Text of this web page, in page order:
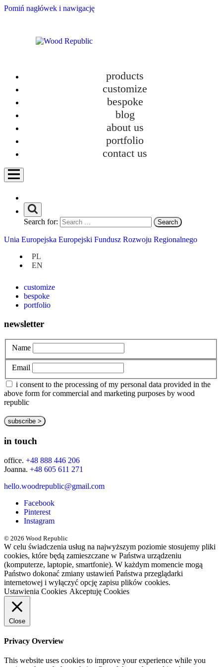
Pomiń nagłówek i nawigację
products
customize
bespoke
blog
about us
portfolio
contact us
Search for:
Unia Europejska Europejski Fundusz Rozwoju Regionalnego
PL
EN
New TOKI Collection – Design and Ecology
How we work?
Personalization
Uncategorized
privacy policy
customize
bespoke
portfolio
newsletter
Name
Email
i consent to the processing of my personal data provided in the
above form for commercial and marketing purposes by wood
republic
in touch
office. +48 888 446 206
Joanna. +48 605 611 271
hello.woodrepublic@gmail.com
Facebook
Pinterest
Instagram
© 2026 Wood Republic
W celu świadczenia usług na najwyższym poziomie stosujemy pliki
cookies, które będą zamieszczane w Państwa urządzeniu
(komputerze, laptopie, smartfonie). W każdym momencie mogą
Państwo dokonać zmiany ustawień Państwa przeglądarki
internetowej i wyłączyć opcję zapisu plików cookies.
Ustawienia Cookies Akceptuję Cookies
Close
Privacy Overview
This website uses cookies to improve your experience while you